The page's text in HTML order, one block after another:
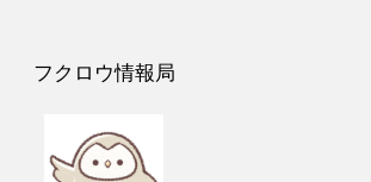
フクロウ情報局